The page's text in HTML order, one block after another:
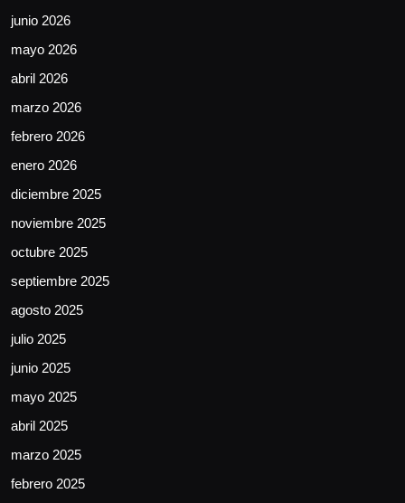
junio 2026
mayo 2026
abril 2026
marzo 2026
febrero 2026
enero 2026
diciembre 2025
noviembre 2025
octubre 2025
septiembre 2025
agosto 2025
julio 2025
junio 2025
mayo 2025
abril 2025
marzo 2025
febrero 2025